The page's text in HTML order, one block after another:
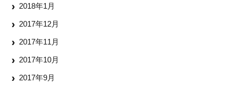
2018年1月
2017年12月
2017年11月
2017年10月
2017年9月